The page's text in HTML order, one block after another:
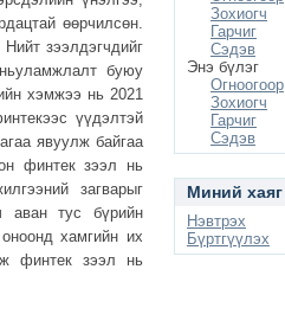
өөрчилсөн.
зээлдэгчдийг
буюу
хэмжээ нь 2021
үүдэлтэй
явуулж байгаа
финтек зээл нь
загварыг
аван тус бүрийн
хамгийн их
финтек зээл нь
Зохиогч
Гарчиг
Сэдэв
Энэ бүлэг
Огноогоор
Зохиогч
Гарчиг
Сэдэв
Миний хаяг
Нэвтрэх
Бүртгүүлэх